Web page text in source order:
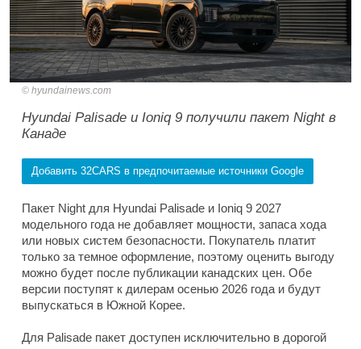
hyundainews.com
Hyundai Palisade и Ioniq 9 получили пакет Night в
Канаде
Добавить 32CARS в предпочитаемые источники Google
Пакет Night для Hyundai Palisade и Ioniq 9 2027
модельного года не добавляет мощности, запаса хода
или новых систем безопасности. Покупатель платит
только за темное оформление, поэтому оценить выгоду
можно будет после публикации канадских цен. Обе
версии поступят к дилерам осенью 2026 года и будут
выпускаться в Южной Корее.
Для Palisade пакет доступен исключительно в дорогой